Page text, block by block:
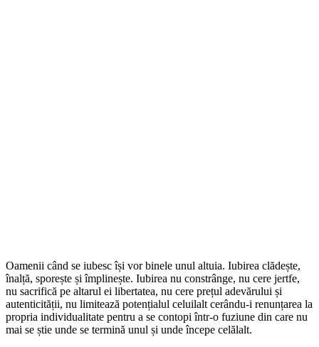
Oamenii când se iubesc își vor binele unul altuia. Iubirea clădește,
înalță, sporește și împlinește. Iubirea nu constrânge, nu cere jertfe,
nu sacrifică pe altarul ei libertatea, nu cere prețul adevărului și
autenticității, nu limitează potențialul celuilalt cerându-i renunțarea la
propria individualitate pentru a se contopi într-o fuziune din care nu
mai se știe unde se termină unul și unde începe celălalt.